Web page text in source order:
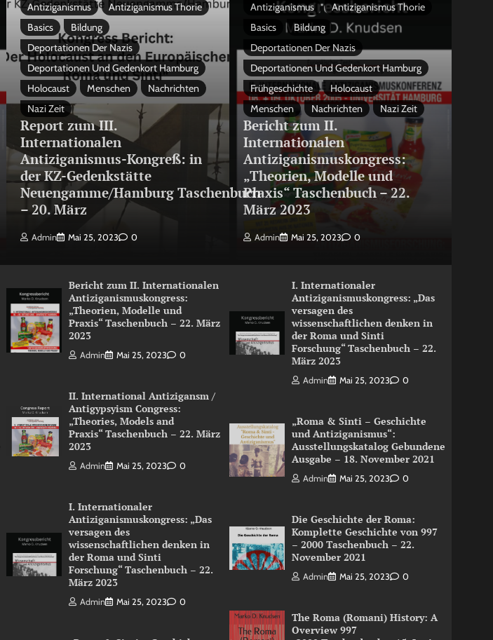
Antiziganismus
Antiziganismus Thorie
Basics
Bildung
Deportationen Der Nazis
Deportationen Und Gedenkort Hamburg
Holocaust
Menschen
Nachrichten
Nazi Zeit
Report zum III.
Internationalen
Antiziganismus-Kongreß: in
der KZ-Gedenkstätte
Neuengamme/Hamburg Taschenbuch
– 20. März
Admin Mai 25, 2023 0
Bericht zum II. Internationalen
Antiziganismuskongress:
„Theorien, Modelle und
Praxis“ Taschenbuch – 22. März
2023
Admin Mai 25, 2023 0
II. International Antizigansm /
Antigypsyism Congress:
„Theories, Models and
Praxis“ Taschenbuch – 22. März
2023
Admin Mai 25, 2023 0
I. Internationaler
Antiziganismuskongress: „Das
versagen des
wissenschaftlichen denken in
der Roma und Sinti
Forschung“ Taschenbuch – 22.
März 2023
Admin Mai 25, 2023 0
Antiziganismus
Antiziganismus Thorie
Basics
Bildung
Deportationen Der Nazis
Deportationen Und Gedenkort Hamburg
Frühgeschichte
Holocaust
Menschen
Nachrichten Nazi Zeit
Bericht zum II.
Internationalen
Antiziganismuskongress:
„Theorien, Modelle und
Praxis“ Taschenbuch – 22.
März 2023
Admin Mai 25, 2023 0
I. Internationaler
Antiziganismuskongress: „Das
versagen des
wissenschaftlichen denken in
der Roma und Sinti
Forschung“ Taschenbuch – 22.
März 2023
Admin Mai 25, 2023 0
„Roma & Sinti – Geschichte
und Antiziganismus“:
Ausstellungskatalog Gebundene
Ausgabe – 18. November 2021
Admin Mai 25, 2023 0
Die Geschichte der Roma:
Komplette Geschichte von 997
– 2000 Taschenbuch – 22.
November 2021
Admin Mai 25, 2023 0
The Roma (Romani) History: A
Overview 997